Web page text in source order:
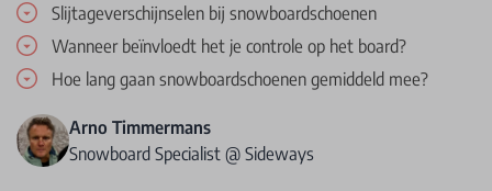
Slijtageverschijnselen bij snowboardschoenen
Wanneer beïnvloedt het je controle op het board?
Hoe lang gaan snowboardschoenen gemiddeld mee?
Arno Timmermans
Snowboard Specialist @ Sideways